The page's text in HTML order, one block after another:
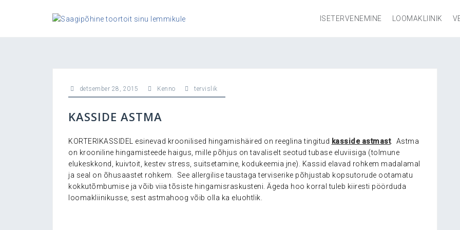
ISETERVENEMINE LOOMAKLIINIK
detsember 28, 2015 Kenno tervislik
KASSIDE ASTMA
KORTERIKASSIDEL esinevad kroonilised hingamishäired on reeglina tingitud kasside astmast. Astma
on krooniline hingamisteede haigus, mille põhjus on tavaliselt seotud tubase eluviisiga (tolmune
elukeskkond, kuivtoit, kestev stress, suitsetamine, kodukeemia jne). Kassid elavad rohkem madalamal
ja seal on õhusaastet rohkem. See allergilise taustaga terviserike põhjustab kopsutorude ootamatu
kokkutõmbumise ja võib viia tõsiste hingamisraskusteni. Ägeda hoo korral tuleb kiiresti pöörduda
loomakliinikusse, sest astmahoog võib olla ka eluohtlik.